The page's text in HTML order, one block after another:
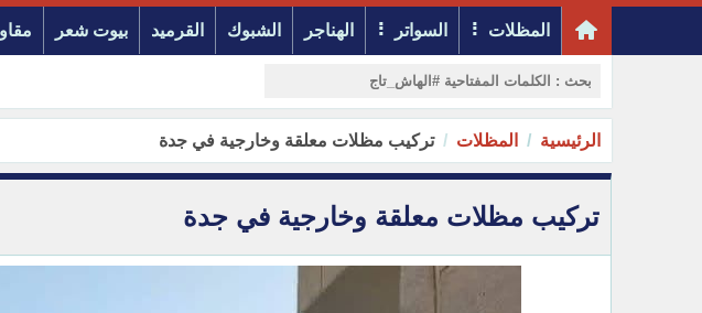
المظلات السواتر الهناجر الشبوك القرميد بيوت شعر
الرئيسية المظلات تركيب مظلات معلقة وخارجية في جدة
تركيب مظلات معلقة وخارجية في جدة